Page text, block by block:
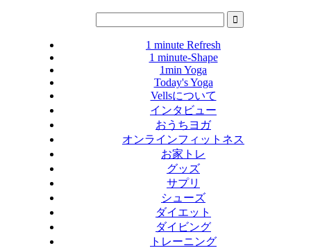
1 minute Refresh
1 minute-Shape
1min Yoga
Today's Yoga
Vellsについて
インタビュー
おうちヨガ
オンラインフィットネス
お家トレ
グッズ
サプリ
シューズ
ダイエット
ダイビング
トレーニング